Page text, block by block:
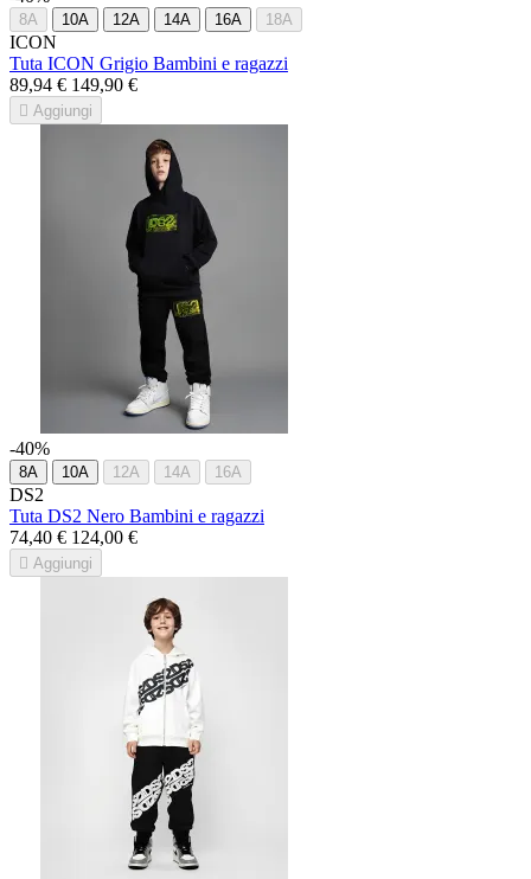
8A 10A 12A 14A 16A 18A
ICON
Tuta ICON Grigio Bambini e ragazzi
89,94 € 149,90 €
 Aggiungi
-40%
8A 10A 12A 14A 16A
DS2
Tuta DS2 Nero Bambini e ragazzi
74,40 € 124,00 €
 Aggiungi